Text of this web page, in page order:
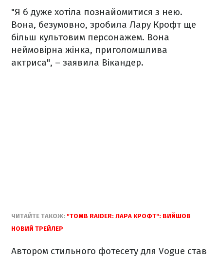
"Я б дуже хотіла познайомитися з нею.
Вона, безумовно, зробила Лару Крофт ще
більш культовим персонажем. Вона
неймовірна жінка, приголомшлива
актриса", – заявила Вікандер.
ЧИТАЙТЕ ТАКОЖ: "TOMB RAIDER: ЛАРА КРОФТ": ВИЙШОВ
НОВИЙ ТРЕЙЛЕР
Автором стильного фотесету для Vogue став